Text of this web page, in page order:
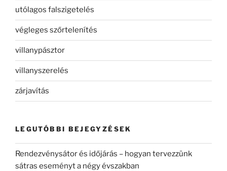
utólagos falszigetelés
végleges szőrtelenítés
villanypásztor
villanyszerelés
zárjavítás
LEGUTÓBBI BEJEGYZÉSEK
Rendezvénysátor és időjárás – hogyan tervezzünk
sátras eseményt a négy évszakban